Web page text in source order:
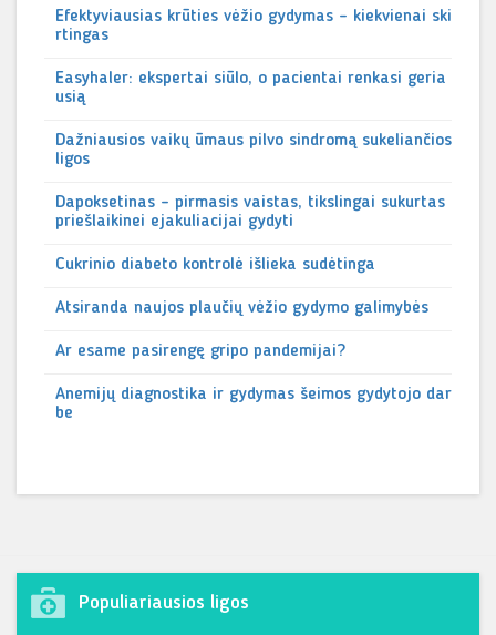
Efektyviausias krūties vėžio gydymas – kiekvienai ski
rtingas
Easyhaler: ekspertai siūlo, o pacientai renkasi geria
usią
Dažniausios vaikų ūmaus pilvo sindromą sukeliančios
ligos
Dapoksetinas – pirmasis vaistas, tikslingai sukurtas
priešlaikinei ejakuliacijai gydyti
Cukrinio diabeto kontrolė išlieka sudėtinga
Atsiranda naujos plaučių vėžio gydymo galimybės
Ar esame pasirengę gripo pandemijai?
Anemijų diagnostika ir gydymas šeimos gydytojo dar
be
Populiariausios ligos